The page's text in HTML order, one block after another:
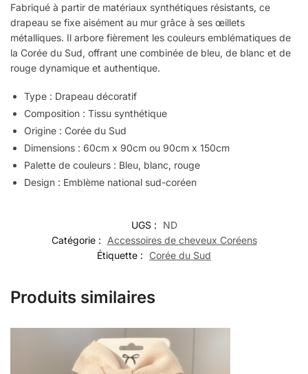
Fabriqué à partir de matériaux synthétiques résistants, ce
drapeau se fixe aisément au mur grâce à ses œillets
métalliques. Il arbore fièrement les couleurs emblématiques de
la Corée du Sud, offrant une combinée de bleu, de blanc et de
rouge dynamique et authentique.
Type : Drapeau décoratif
Composition : Tissu synthétique
Origine : Corée du Sud
Dimensions : 60cm x 90cm ou 90cm x 150cm
Palette de couleurs : Bleu, blanc, rouge
Design : Emblème national sud-coréen
UGS :
ND
Catégorie :
Accessoires de cheveux Coréens
Étiquette :
Corée du Sud
Produits similaires